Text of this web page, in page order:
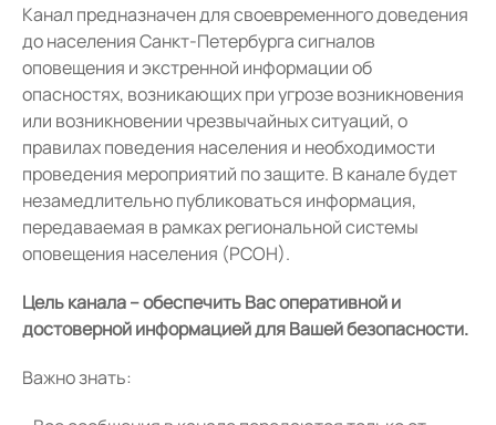
Канал предназначен для своевременного доведения
до населения Санкт-Петербурга сигналов
оповещения и экстренной информации об
опасностях, возникающих при угрозе возникновения
или возникновении чрезвычайных ситуаций, о
правилах поведения населения и необходимости
проведения мероприятий по защите. В канале будет
незамедлительно публиковаться информация,
передаваемая в рамках региональной системы
оповещения населения (РСОН).
Цель канала – обеспечить Вас оперативной и
достоверной информацией для Вашей безопасности.
Важно знать: